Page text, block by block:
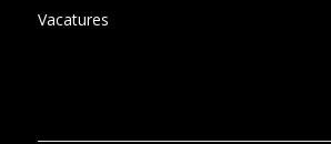
Vacatures